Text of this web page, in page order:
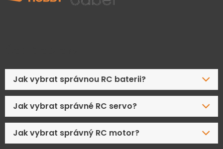
Jak vybrat správnou RC baterii?
Jak vybrat správné RC servo?
Jak vybrat správný RC motor?